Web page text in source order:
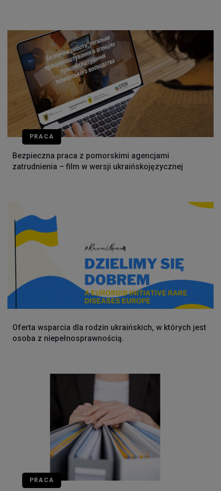
PRACA
Bezpieczna praca z pomorskimi agencjami
zatrudnienia – film w wersji ukraińskojęzycznej
Oferta wsparcia dla rodzin ukraińskich, w których jest
osoba z niepełnosprawnością.
PRACA